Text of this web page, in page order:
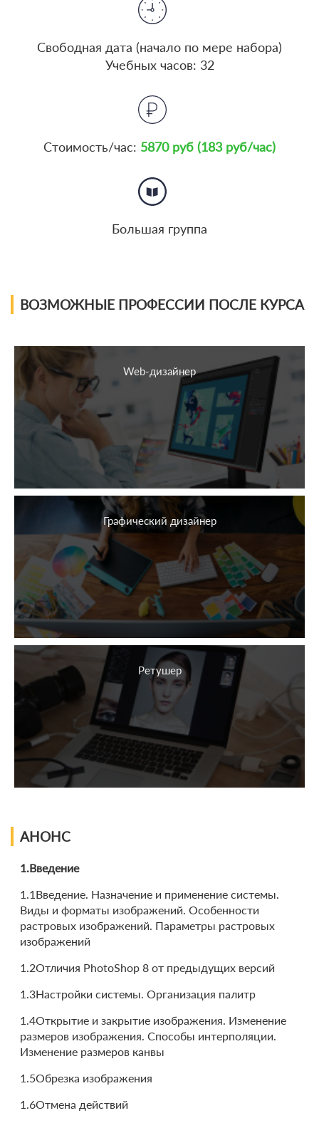
Cвободная дата (начало по мере набора)
Учебных часов: 32
Стоимость/час: 5870 руб (183 руб/час)
Большая группа
ВОЗМОЖНЫЕ ПРОФЕССИИ ПОСЛЕ КУРСА
Web-дизайнер
Графический дизайнер
Ретушер
АНОНС
1.Введение
1.1Введение. Назначение и применение системы.
Виды и форматы изображений. Особенности
растровых изображений. Параметры растровых
изображений
1.2Отличия PhotoShop 8 от предыдущих версий
1.3Настройки системы. Организация палитр
1.4Открытие и закрытие изображения. Изменение
размеров изображения. Способы интерполяции.
Изменение размеров канвы
1.5Обрезка изображения
1.6Отмена действий